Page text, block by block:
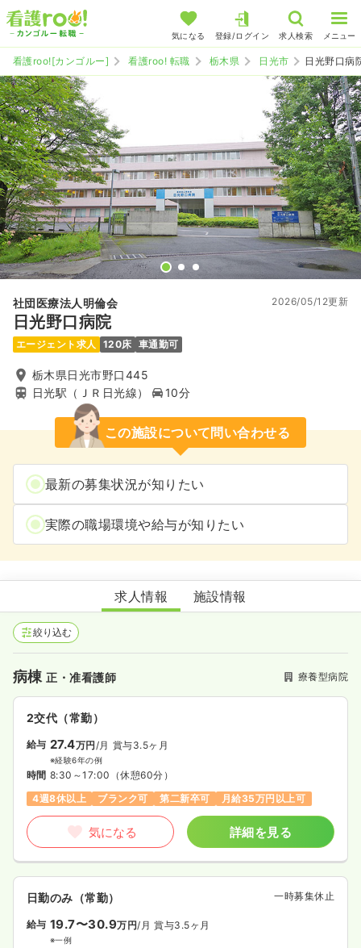
気になる 登録/ログイン 求人検索 メニュー
看護roo![カンゴルー] 看護roo! 転職 栃木県 日光市 日光野口病
社団医療法人明倫会
日光野口病院
2026/05/12更新
エージェント求人 120床 車通勤可
栃木県日光市野口445
日光駅（ＪＲ日光線）
10分
この施設について問い合わせる
最新の募集状況が知りたい
実際の職場環境や給与が知りたい
日光野口病院
求人情報 施設情報
絞り込む
病棟正・准看護師 療養型病院
2交代（常勤）
給与 27.4万円/月 賞与3.5ヶ月
※経験6年の例
時間 8:30～17:00 （休憩60分）
4週8休以上
ブランク可 第二新卒可 月給35万円以上可
気になる 詳細を見る
日勤のみ（常勤） 一時募集休止
給与 19.7〜30.9万円/月 賞与3.5ヶ月
※一例